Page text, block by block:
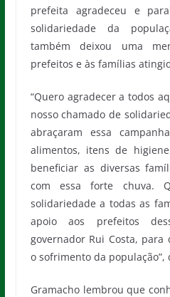
prefeita agradeceu e
solidariedade da
também deixou uma
prefeitos e às famílias
“Quero agradecer a todos
nosso chamado de
abraçaram essa
alimentos, itens de
beneficiar as diversas
com essa forte chuva.
solidariedade a todas as
apoio aos prefeitos
governador Rui Costa,
o sofrimento da população”,
Gramacho lembrou que